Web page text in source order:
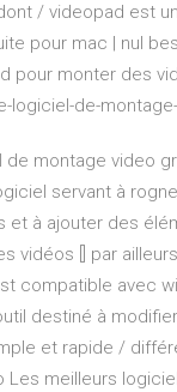
/ videopad est
pour mac | nul
pour monter des
logiciel-de-
montage video
servant à
et à ajouter des
vidéos [] par
compatible avec
destiné à
et rapide /
Les meilleurs